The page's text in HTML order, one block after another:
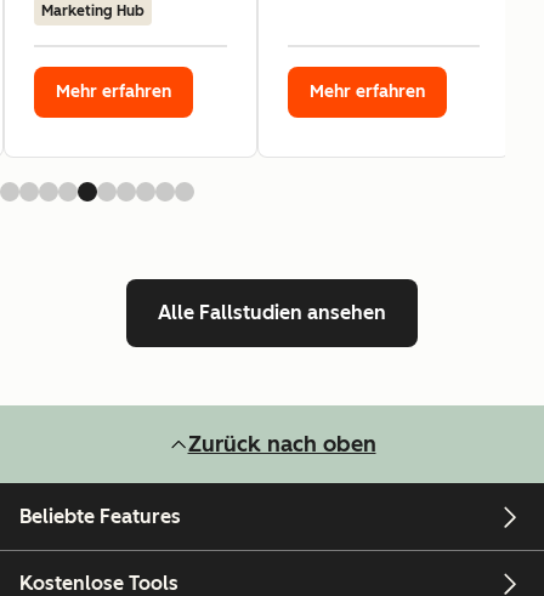
Marketing Hub
Mehr erfahren Mehr erfahren
Alle Fallstudien ansehen
Zurück nach oben
Beliebte Features
Kostenlose Tools